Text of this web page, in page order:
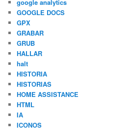
google analytics
GOOGLE DOCS
GPX
GRABAR
GRUB
HALLAR
halt
HISTORIA
HISTORIAS
HOME ASSISTANCE
HTML
IA
ICONOS